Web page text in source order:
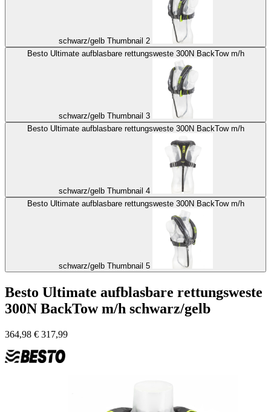
schwarz/gelb Thumbnail 2
Besto Ultimate aufblasbare rettungsweste 300N BackTow m/h
schwarz/gelb Thumbnail 3
Besto Ultimate aufblasbare rettungsweste 300N BackTow m/h
schwarz/gelb Thumbnail 4
Besto Ultimate aufblasbare rettungsweste 300N BackTow m/h
schwarz/gelb Thumbnail 5
Besto Ultimate aufblasbare rettungsweste
300N BackTow m/h schwarz/gelb
364,98 € 317,99